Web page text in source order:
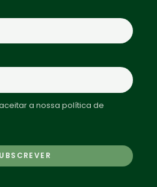
a nossa política de